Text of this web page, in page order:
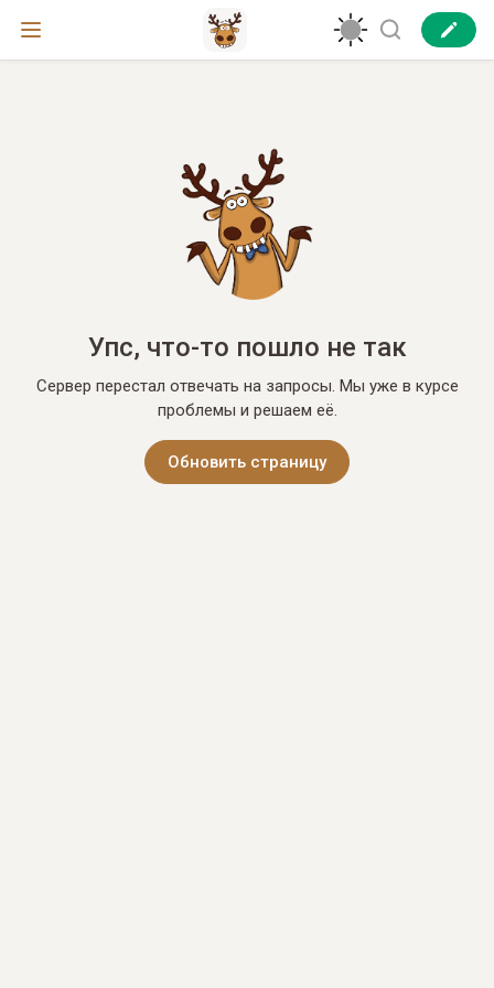
Упс, что-то пошло не так
Сервер перестал отвечать на запросы. Мы уже в курсе
проблемы и решаем её.
Обновить страницу